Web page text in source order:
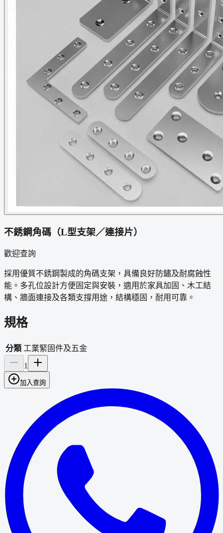
不銹鋼角碼（L型支架／連接片）
歡迎查詢
採用優質不銹鋼製成的角碼支架，具備良好防鏽及耐腐蝕性
能。多孔位設計方便固定與安裝，適用於家具加固、木工結
構、牆面連接及各類支撐用途，結構穩固，耐用可靠。
規格
分類 工業緊固件及五金
1
加入查詢